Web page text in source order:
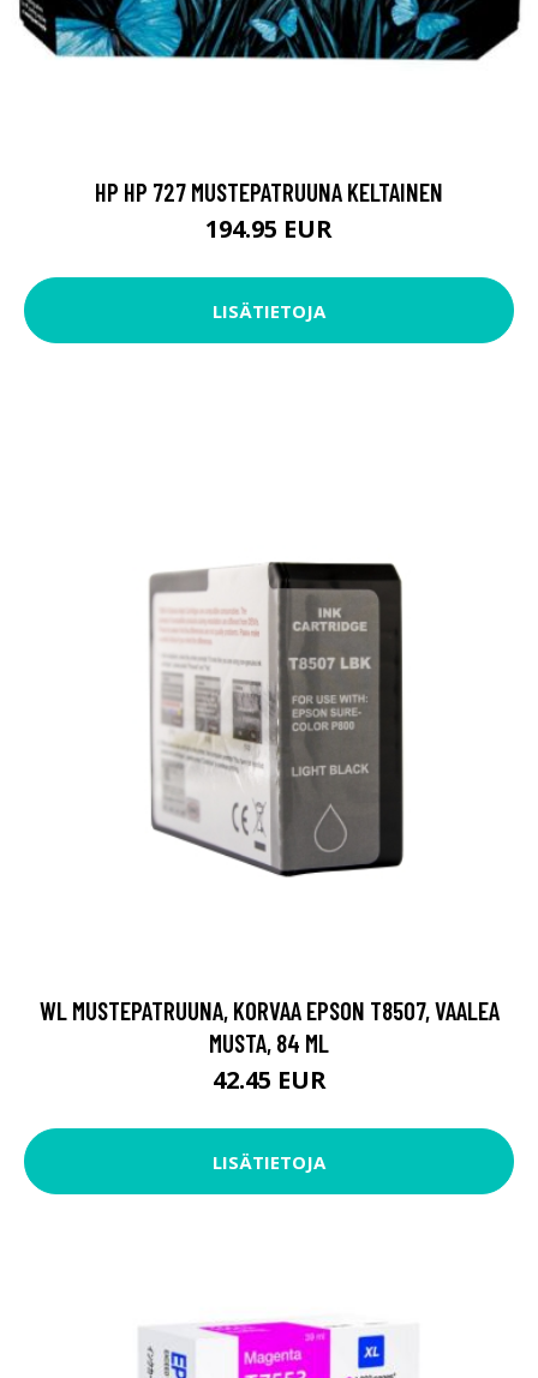
HP HP 727 MUSTEPATRUUNA KELTAINEN
194.95 EUR
LISÄTIETOJA
WL MUSTEPATRUUNA, KORVAA EPSON T8507, VAALEA
MUSTA, 84 ML
42.45 EUR
LISÄTIETOJA